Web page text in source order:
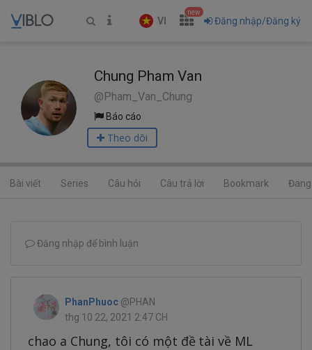
VI
new
Đăng nhập/Đăng ký
Chung Pham Van
@Pham_Van_Chung
Báo cáo
Theo dõi
Bài viết Series Câu hỏi Câu trả lời Bookmark
Đăng nhập để bình luận
PhanPhuoc @PHAN
thg 10 22, 2021 2:47 CH
chao a Chung, tôi có một đề tài về ML